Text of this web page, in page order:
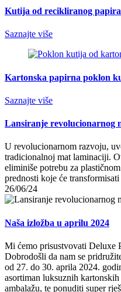
Kutija od recikliranog
Saznajte više
Kartonska papirna poklon
Saznajte više
Lansiranje revolucionarnog
U revolucionarnom razvoju,
tradicionalnoj mat laminaciji.
eliminiše potrebu za
prednosti koje će
26/06/24
Naša izložba u aprilu 2024
Mi ćemo prisustvovati Deluxe
Dobrodošli da nam se
od 27. do 30. aprila 2024.
asortiman luksuznih
ambalažu, te ponuditi super